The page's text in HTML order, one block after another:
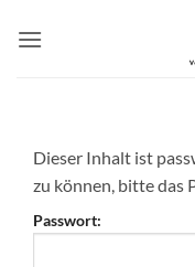
Inhalt
Dieser Inhalt ist
zu können, bitte das
Passwort: